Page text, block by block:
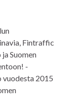
Fintraffic
Suomen
-
vuodesta 2015